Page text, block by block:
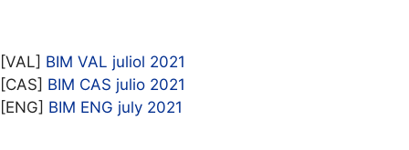
[VAL] BIM VAL juliol 2021
[CAS] BIM CAS julio 2021
[ENG] BIM ENG july 2021